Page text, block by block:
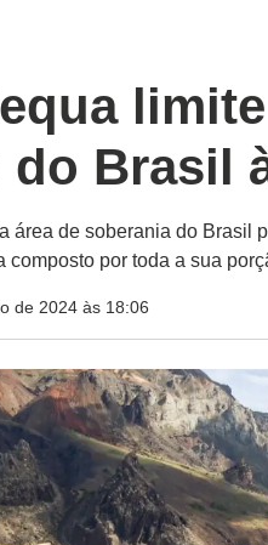
Brasil
área de soberania do Brasil
composto por toda a sua
de 2024 às 18:06